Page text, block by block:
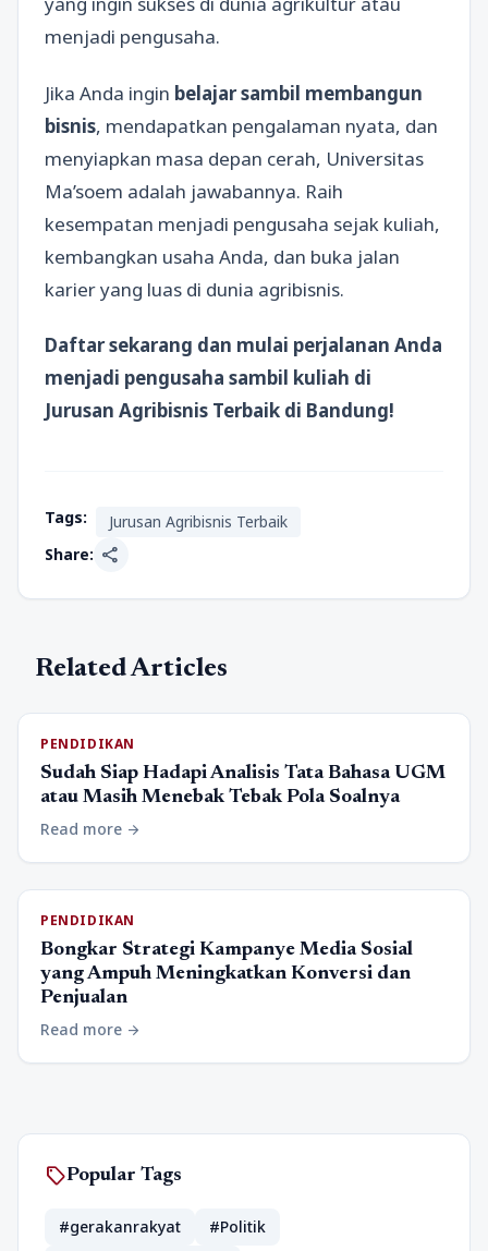
menjadi pengusaha.
Jika Anda ingin belajar sambil membangun
bisnis, mendapatkan pengalaman nyata, dan
menyiapkan masa depan cerah, Universitas
Ma’soem adalah jawabannya. Raih
kesempatan menjadi pengusaha sejak kuliah,
kembangkan usaha Anda, dan buka jalan
karier yang luas di dunia agribisnis.
Daftar sekarang dan mulai perjalanan Anda
menjadi pengusaha sambil kuliah di
Jurusan Agribisnis Terbaik di Bandung!
Tags:
Jurusan Agribisnis Terbaik
Share: share
Related Articles
PENDIDIKAN
Sudah Siap Hadapi Analisis Tata Bahasa UGM
atau Masih Menebak Tebak Pola Soalnya
Read more arrow_forward
PENDIDIKAN
Bongkar Strategi Kampanye Media Sosial
yang Ampuh Meningkatkan Konversi dan
Penjualan
Read more arrow_forward
sellPopular Tags
#gerakanrakyat
#Politik